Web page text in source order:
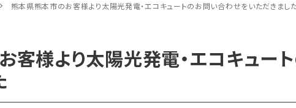
熊本県熊本市のお客様より太陽光発電・エコキュートのお問い合わせをいただきまし
客様より太陽光発電・エコキュー